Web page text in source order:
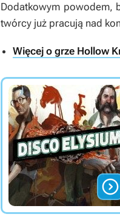
Dodatkowym powodem,
twórcy już pracują nad
Więcej o grze Hollow
